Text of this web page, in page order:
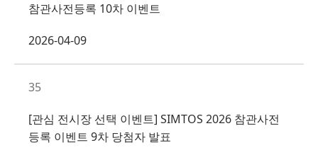
참관사전등록 10차 이벤트
2026-04-09
35
[관심 전시장 선택 이벤트] SIMTOS 2026 참관사전
등록 이벤트 9차 당첨자 발표